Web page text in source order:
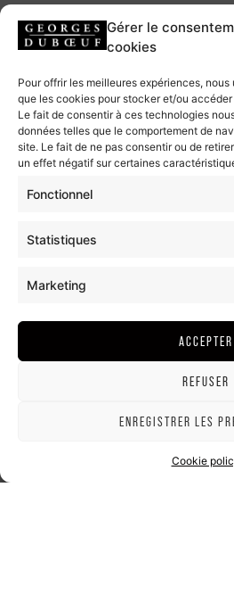
Gérer le
cookies
Pour offrir les meilleures expériences,
que les cookies pour stocker et/ou
Le fait de consentir à ces technologies
données telles que le comportement de
site. Le fait de ne pas consentir ou de
un effet négatif sur certaines
Fonctionnel
Statistiques
Marketing
ACCEPTER
REFUSER
ENREGISTRER LES
Cookie